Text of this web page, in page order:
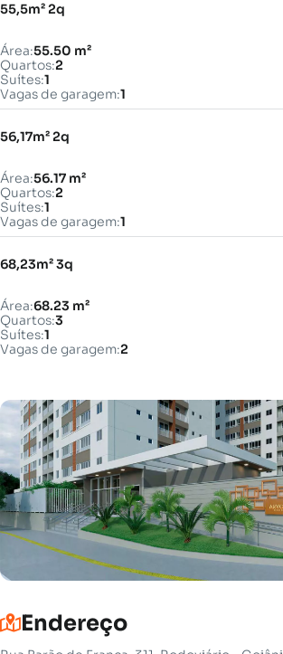
55,5m² 2q
Área:55.50 m²
Quartos:2
Suítes:1
Vagas de garagem:1
56,17m² 2q
Área:56.17 m²
Quartos:2
Suítes:1
Vagas de garagem:1
68,23m² 3q
Área:68.23 m²
Quartos:3
Suítes:1
Vagas de garagem:2
Endereço